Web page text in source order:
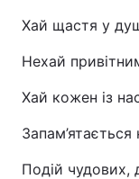
Хай щастя у
Нехай
Хай кожен із
Подій чудових,